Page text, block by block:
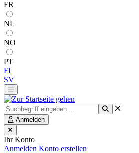
FR
NL
NO
PT
FI
SV
Anmelden
Ihr Konto
Anmelden Konto erstellen